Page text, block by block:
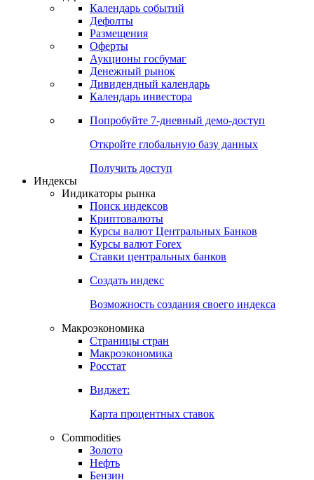
Откройте глобальную базу данных
Получить доступ
Календарь
Календарь событий
Дефолты
Размещения
Оферты
Денежный рынок
Календарь инвестора
Попробуйте7-дневный
Откройте глобальную базу данных
Получить доступ
Индикаторы рынка
Поиск индексов
Курсы валют Центральных Банков
Ставки центральных банков
Создать индекс
Возможность создания своего индекса
Страницы стран
Росстат
Виджет:
Карта процентных ставок